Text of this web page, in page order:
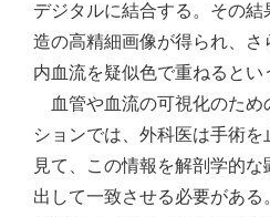
デジタルに結合する。その
造の高精細画像が得られ、
内血流を疑似色で重ねるとい
血管や血流の可視化のため
ションでは、外科医は手術
見て、この情報を解剖学的
出して一致させる必要がある